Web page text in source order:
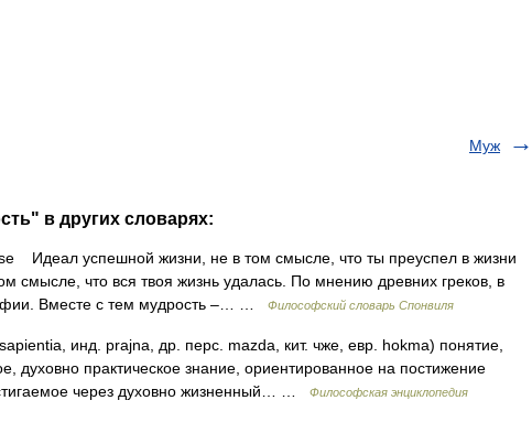
Муж
в других словарях:
Идеал успешной жизни, не в том смысле, что ты преуспел в жизни
смысле, что вся твоя жизнь удалась. По мнению древних греков, в
Вместе с тем мудрость –… …
Философский словарь Спонвиля
инд. prajna, др. перс. mazda, кит. чже, евр. hokma) понятие,
духовно практическое знание, ориентированное на постижение
через духовно жизненный… …
Философская энциклопедия